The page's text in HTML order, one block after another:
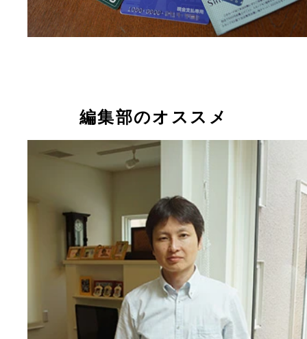
編集部のオススメ